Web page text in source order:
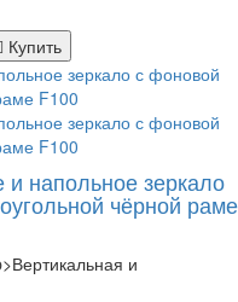
Купить
напольное зеркало
чёрной раме
и